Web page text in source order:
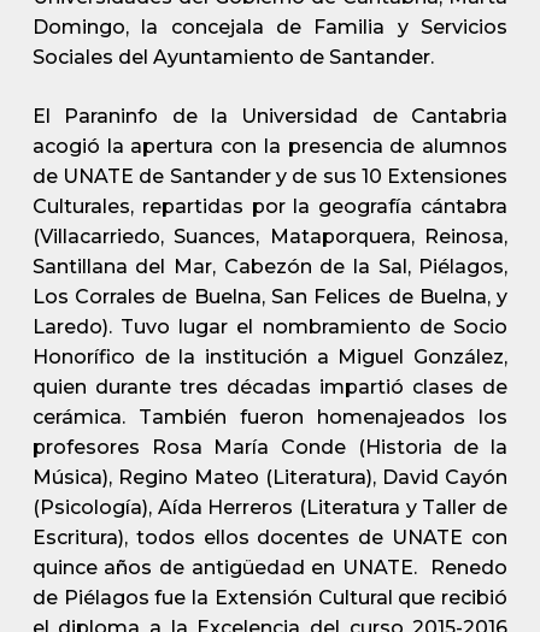
Domingo, la concejala de Familia y Servicios
Sociales del Ayuntamiento de Santander.
El Paraninfo de la Universidad de Cantabria
acogió la apertura con la presencia de alumnos
de UNATE de Santander y de sus 10 Extensiones
Culturales, repartidas por la geografía cántabra
(Villacarriedo, Suances, Mataporquera, Reinosa,
Santillana del Mar, Cabezón de la Sal, Piélagos,
Los Corrales de Buelna, San Felices de Buelna, y
Laredo). Tuvo lugar el nombramiento de Socio
Honorífico de la institución a Miguel González,
quien durante tres décadas impartió clases de
cerámica. También fueron homenajeados los
profesores Rosa María Conde (Historia de la
Música), Regino Mateo (Literatura), David Cayón
(Psicología), Aída Herreros (Literatura y Taller de
Escritura), todos ellos docentes de UNATE con
quince años de antigüedad en UNATE. Renedo
de Piélagos fue la Extensión Cultural que recibió